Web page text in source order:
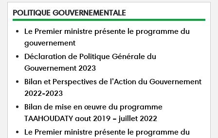
POLITIQUE GOUVERNEMENTALE
Le Premier ministre présente le programme du
gouvernement
Déclaration de Politique Générale du
Gouvernement 2023
Bilan et Perspectives de l’Action du Gouvernement
2022-2023
Bilan de mise en œuvre du programme
TAAHOUDATY aout 2019 – juillet 2022
Le Premier ministre présente le programme du